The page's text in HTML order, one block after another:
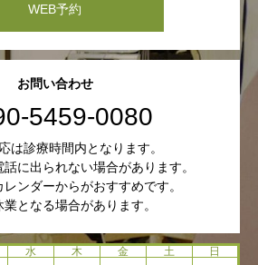
WEB予約
お問い合わせ
5459-0080
は診療時間内となります。
に出られない場合があります。
ンダーからがおすすめです。
となる場合があります。
水 木 金 土
日